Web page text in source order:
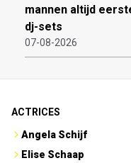
mannen altijd
dj-sets
07-08-2026
ACTRICES
Angela Schijf
Elise Schaap